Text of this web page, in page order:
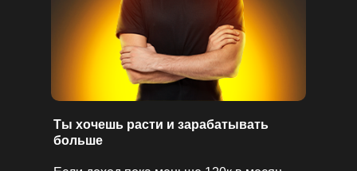
Ты хочешь расти и зарабатывать
больше